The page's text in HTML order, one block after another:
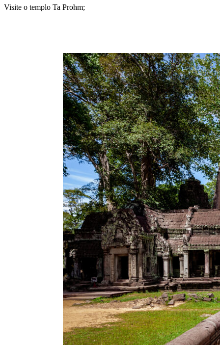
Visite o templo Ta Prohm;